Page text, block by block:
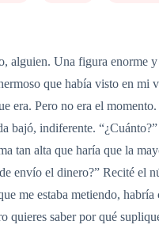
alguien. Una figura enorme y
que había visto en mi
era. Pero no era el
bajó, indiferente.
tan alta que haría que la
envío el dinero?” Recité el
me estaba metiendo,
quieres saber por qué